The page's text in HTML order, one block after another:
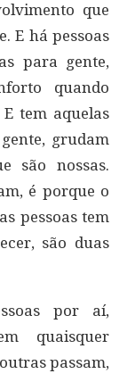
que
E há pessoas
para gente,
quando
tem aquelas
grudam
são nossas.
é porque o
pessoas tem
são duas
por aí,
quaisquer
passam,